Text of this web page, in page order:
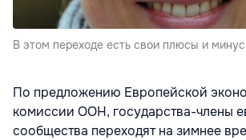
В этом переходе есть свои плюсы и
По предложению Европейской
комиссии ООН, государства-члены
сообщества переходят на зимнее